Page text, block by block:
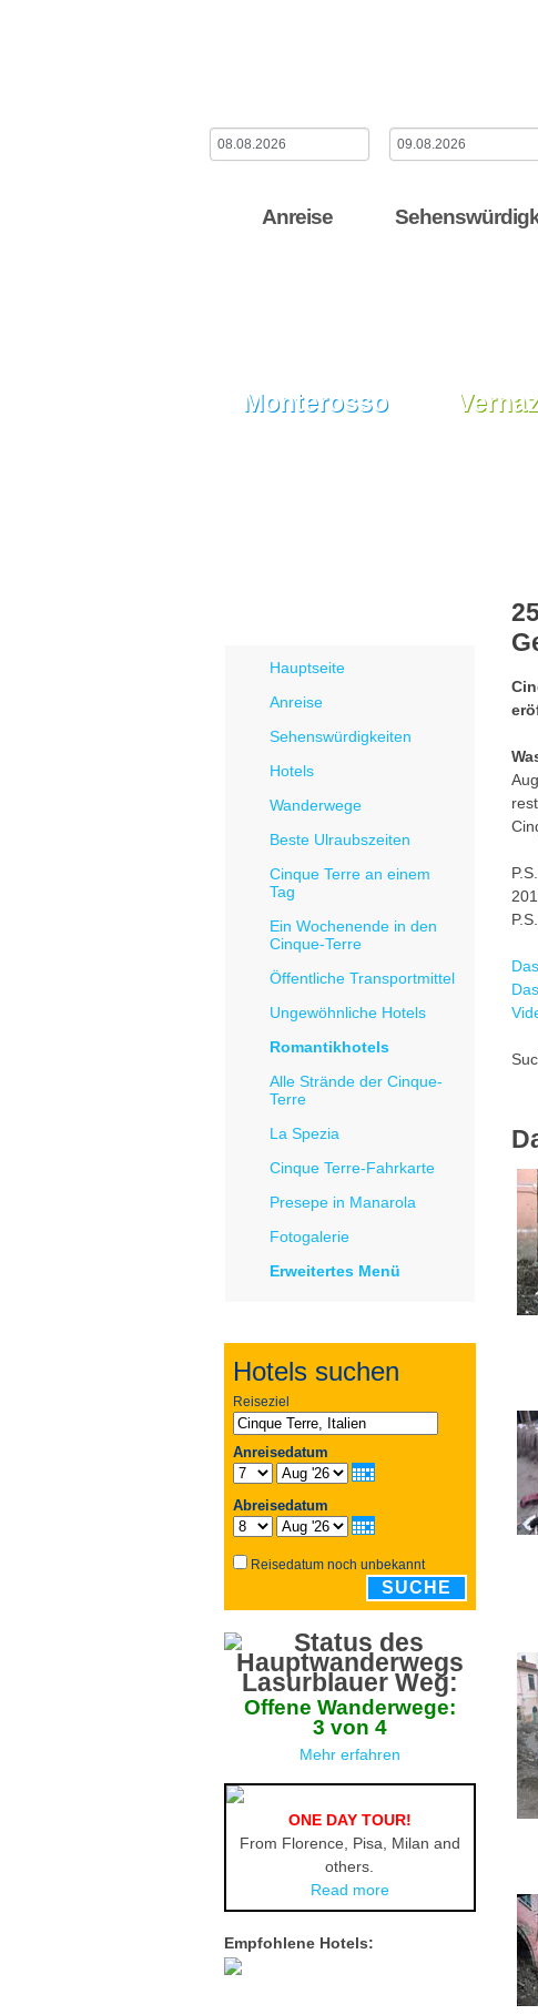
Anreise
Monterosso
Hauptseite
Anreise
Sehenswürdigkeiten
Hotels
Wanderwege
Beste Ulraubszeiten
Cinque Terre an einem
Tag
Ein Wochenende in den
Cinque-Terre
Öffentliche Transportmittel
Ungewöhnliche Hotels
Romantikhotels
Alle Strände der Cinque-
Terre
La Spezia
Cinque Terre-Fahrkarte
Presepe in Маnarola
Fotogalerie
Erweitertes Menü
Hotels suchen
Reiseziel
Anreisedatum
Abreisedatum
Reisedatum noch unbekannt
SUCHE
Lasurblauer Weg:
Offene Wanderwege:
3 von 4
Mehr erfahren
ONE DAY TOUR!
From Florence, Pisa, Milan and
others.
Read more
Empfohlene Hotels: